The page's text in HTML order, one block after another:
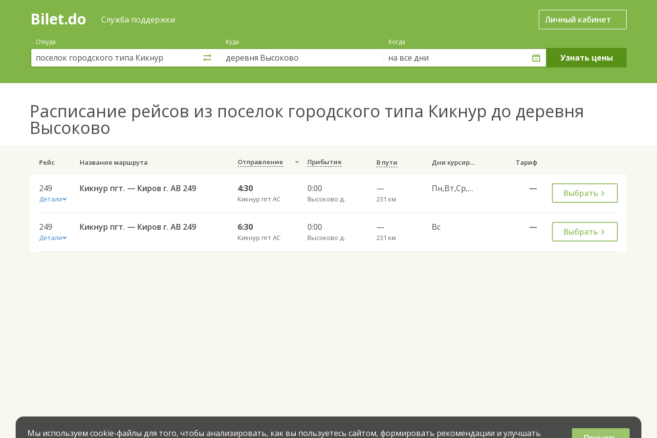
Поиск
покупка
билетов
автобус
онлайн
Bilet.do Служба поддержки Личный кабинет
Откуда Куда Когда
на все дни
Расписание рейсов из поселок городского типа Кикнур до деревня
Высоково
Рейс Название маршрута Отправление Прибытие В пути Дни курсирования Тариф
249
Детали
Кикнур пгт. — Киров г. АВ 249 4:30
Кикнур пгт АС
0:00
Высоково д.
—
231 км
Пн,Вт,Ср,Чт,Пт,Сб — Выбрать
249
Детали
Кикнур пгт. — Киров г. АВ 249 6:30
Кикнур пгт АС
0:00
Высоково д.
—
231 км
Вс — Выбрать
Мы используем cookie-файлы для того, чтобы анализировать, как вы пользуетесь сайтом, формировать рекомендации и улучшать